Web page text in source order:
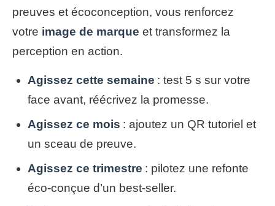
preuves et écoconception, vous renforcez
votre image de marque et transformez la
perception en action.
Agissez cette semaine : test 5 s sur votre
face avant, réécrivez la promesse.
Agissez ce mois : ajoutez un QR tutoriel et
un sceau de preuve.
Agissez ce trimestre : pilotez une refonte
éco‑conçue d’un best‑seller.